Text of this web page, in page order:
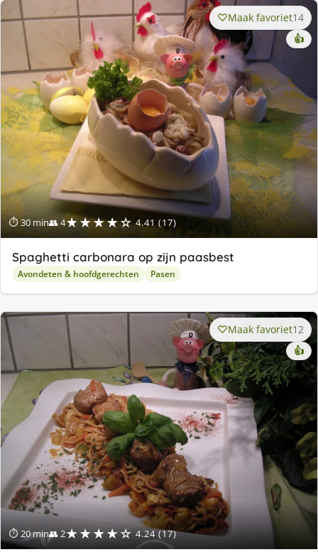
⏱ 30 min👥 4★★★★☆ 4.41 (17)
Maak favoriet14
👍
Spaghetti carbonara op zijn paasbest
Avondeten & hoofdgerechten Pasen
⏱ 20 min👥 2★★★★☆ 4.24 (17)
Maak favoriet12
👍